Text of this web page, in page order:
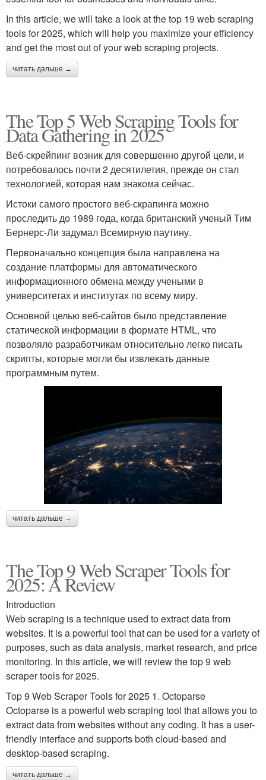
In this article, we will take a look at the top 19 web scraping
tools for 2025, which will help you maximize your efficiency
and get the most out of your web scraping projects.
читать дальше →
The Top 5 Web Scraping Tools for
Data Gathering in 2025
Веб-скрейпинг возник для совершенно другой цели, и
потребовалось почти 2 десятилетия, прежде он стал
технологией, которая нам знакома сейчас.
Истоки самого простого веб-скрапинга можно
проследить до 1989 года, когда британский ученый Тим
Бернерс-Ли задумал Всемирную паутину.
Первоначально концепция была направлена на
создание платформы для автоматического
информационного обмена между учеными в
университетах и институтах по всему миру.
Основной целью веб-сайтов было представление
статической информации в формате HTML, что
позволяло разработчикам относительно легко писать
скрипты, которые могли бы извлекать данные
программным путем.
читать дальше →
The Top 9 Web Scraper Tools for
2025: A Review
Introduction
Web scraping is a technique used to extract data from
websites. It is a powerful tool that can be used for a variety of
purposes, such as data analysis, market research, and price
monitoring. In this article, we will review the top 9 web
scraper tools for 2025.
Top 9 Web Scraper Tools for 2025 1. Octoparse
Octoparse is a powerful web scraping tool that allows you to
extract data from websites without any coding. It has a user-
friendly interface and supports both cloud-based and
desktop-based scraping.
читать дальше →